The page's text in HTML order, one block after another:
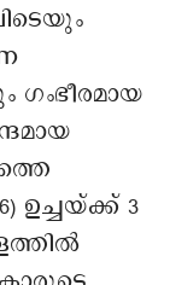
ഉച്ചയ്ക്ക് 3